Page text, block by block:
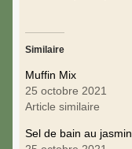
Similaire
Muffin Mix
25 octobre 2021
Article similaire
Sel de bain au jasmin